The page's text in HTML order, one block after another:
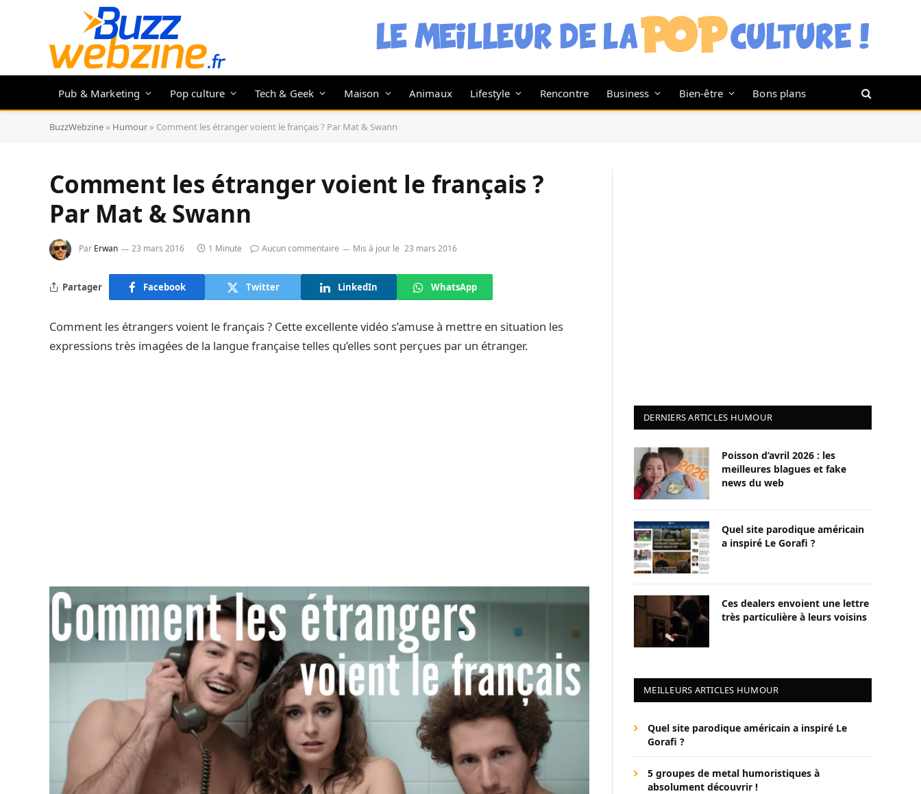
Pub & Marketing Pop culture Tech & Geek Maison Animaux Lifestyle Rencontre Business Bien-être Bons plans
BuzzWebzine » Humour » Comment les étranger voient le français ? Par Mat & Swann
Comment les étranger voient le français ?
Par Mat & Swann
Par Erwan 23 mars 2016 1 Minute Aucun commentaire Mis à jour le 23 mars 2016
Partager Facebook Twitter LinkedIn WhatsApp
Comment les étrangers voient le français ? Cette excellente vidéo s’amuse à mettre en situation les
expressions très imagées de la langue française telles qu’elles sont perçues par un étranger.
DERNIERS ARTICLES HUMOUR
Poisson d’avril 2026 : les
meilleures blagues et fake
news du web
Quel site parodique américain
a inspiré Le Gorafi ?
Ces dealers envoient une lettre
très particulière à leurs voisins
MEILLEURS ARTICLES HUMOUR
Quel site parodique américain a inspiré Le
Gorafi ?
5 groupes de metal humoristiques à
absolument découvrir !